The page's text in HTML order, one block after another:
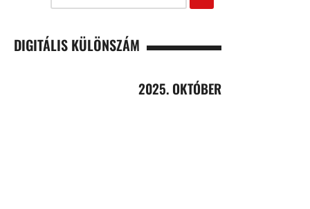
DIGITÁLIS KÜLÖNSZÁM
2025. OKTÓBER